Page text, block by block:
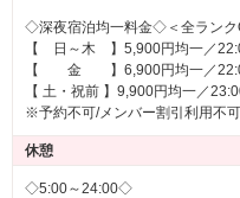
◇深夜宿泊均一料金◇＜全ランク
【 日～木 】5,900円均一／
【 金 】6,900円均一／
【 土・祝前 】9,900円均一／
※予約不可/メンバー割引利用不
休憩
◇5:00～24:00◇